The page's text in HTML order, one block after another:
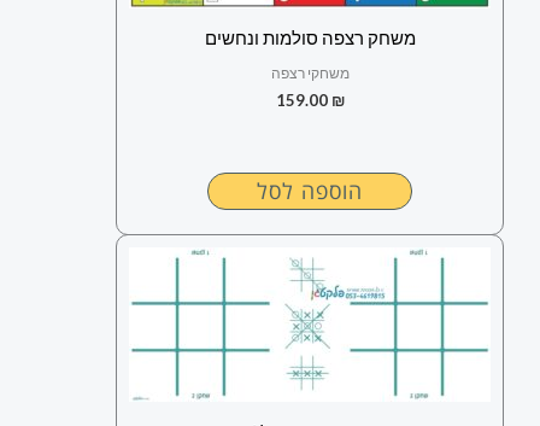
משחק רצפה סולמות ונחשים
משחקי רצפה
159.00 ₪
הוספה לסל